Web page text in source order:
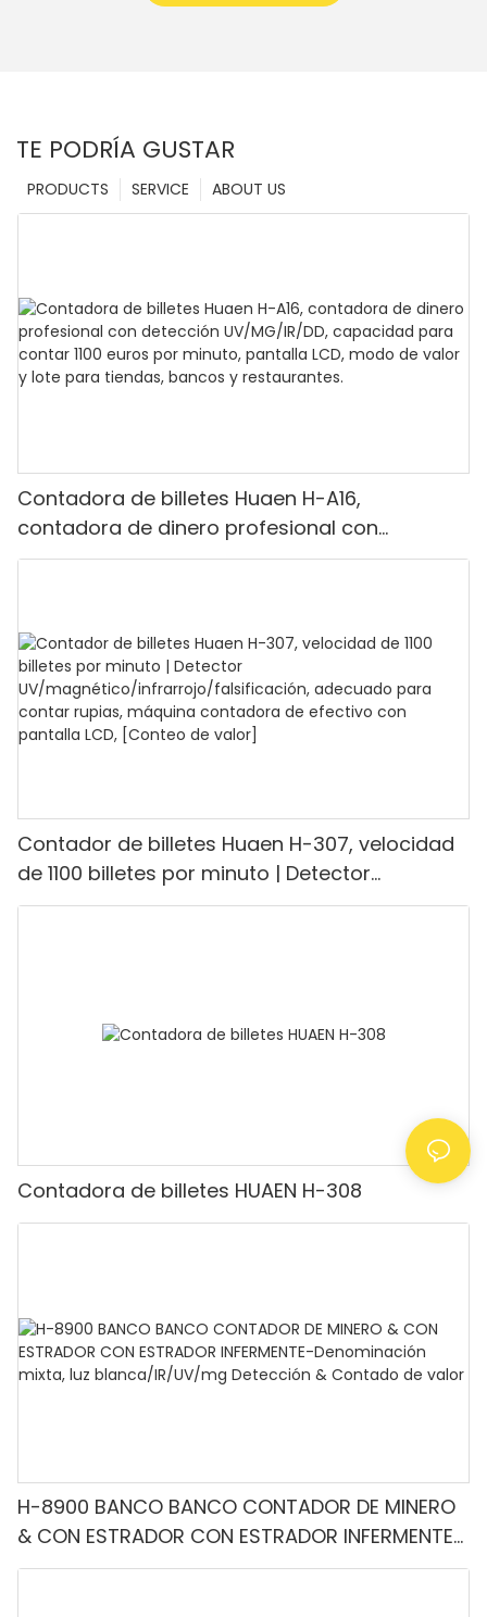
TE PODRÍA GUSTAR
ABOUT US
SERVICE
PRODUCTS
Contadora de billetes Huaen H-A16,
contadora de dinero profesional con
detección UV/MG/IR/DD, capacidad para
restaurantes.
Contador de billetes Huaen H-307, velocidad
de 1100 billetes por minuto | Detector
UV/magnético/infrarrojo/falsificación,
Contadora de billetes HUAEN H-308
H-8900 BANCO BANCO CONTADOR DE MINERO
& CON ESTRADOR CON ESTRADOR INFERMENTE-
Denominación mixta, luz blanca/IR/UV/mg